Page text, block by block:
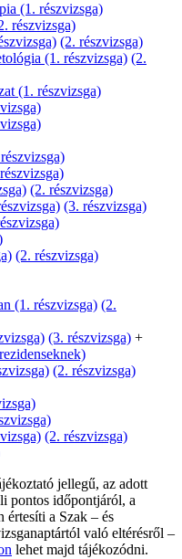
(1. részvizsga)
részvizsga)
(2. részvizsga)
(1. részvizsga) (2.
(1. részvizsga)
(2. részvizsga)
(3. részvizsga)
(2. részvizsga)
(1. részvizsga) (2.
(3. részvizsga) +
(2. részvizsga)
(2. részvizsga)
jellegű, az adott
pontos időpontjáról, a
értesíti a Szak – és
való eltérésről –
lehet majd tájékozódni.